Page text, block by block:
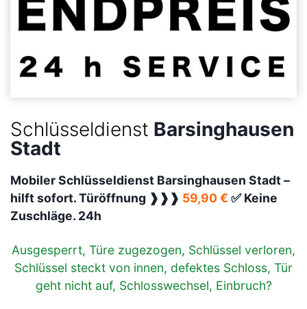
Schlüsseldienst Barsinghausen
Stadt
Mobiler Schlüsseldienst Barsinghausen Stadt –
hilft sofort. Türöffnung ❱❱❱ 59,90 € ✅ Keine
Zuschläge. 24h
Ausgesperrt, Türe zugezogen, Schlüssel verloren,
Schlüssel steckt von innen, defektes Schloss, Tür
geht nicht auf, Schlosswechsel, Einbruch?